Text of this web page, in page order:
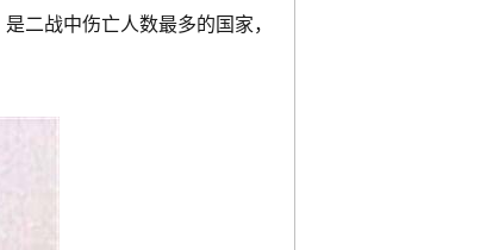
二战中伤亡人数最多的国家，